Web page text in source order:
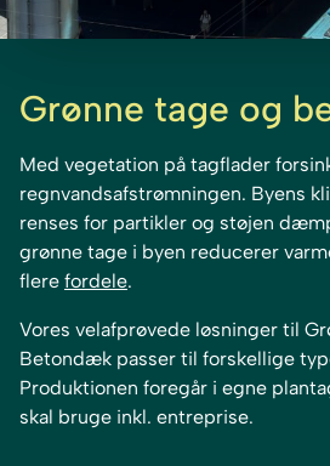
Grønne tage og
Med vegetation på tagflader
regnvandsafstrømningen. Byens
renses for partikler og støjen
grønne tage i byen reducerer
flere fordele.
Vores velafprøvede løsninger til
Betondæk passer til forskellige
Produktionen foregår i egne
skal bruge inkl. entreprise.